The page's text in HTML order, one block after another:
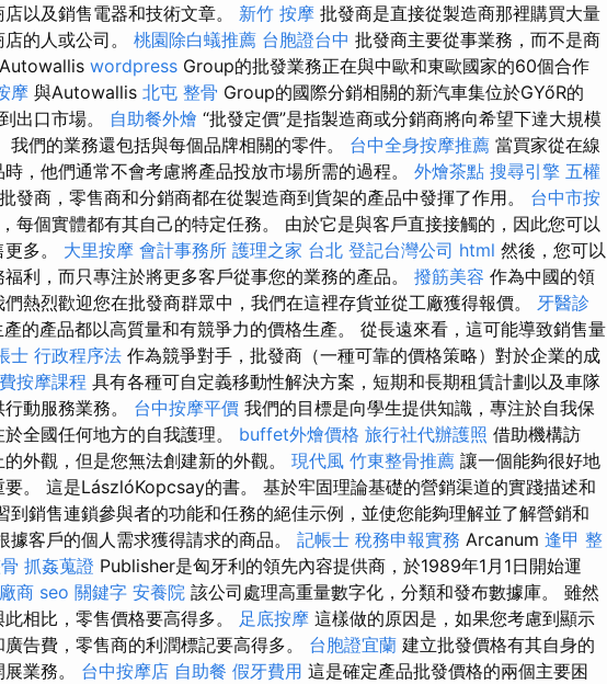
以及銷售電器和技術文章。 新竹 按摩 批發商是直接從製造商那裡購買大量
的人或公司。 桃園除白蟻推薦 台胞證台中 批發商主要從事業務，而不是商
Autowallis wordpress Group的批發業務正在與中歐和東歐國家的60個合作
摩 與Autowallis 北屯 整骨 Group的國際分銷相關的新汽車集位於GYőR的
出口市場。
自助餐外燴 “批發定價”是指製造商或分銷商將向希望下達大規模
們的業務還包括與每個品牌相關的零件。 台中全身按摩推薦 當買家從在線
，他們通常不會考慮將產品投放市場所需的過程。 外燴茶點 搜尋引擎 五權
批發商，零售商和分銷商都在從製造商到貨架的產品中發揮了作用。 台中市按
每個實體都有其自己的特定任務。 由於它是與客戶直接接觸的，因此您可以
多。 大里按摩 會計事務所 護理之家 台北 登記台灣公司 html 然後，您可以
利，而只專注於將更多客戶從事您的業務的產品。 撥筋美容 作為中國的領
熱烈歡迎您在批發商群眾中，我們在這裡存貨並從工廠獲得報價。 牙醫診
產的產品都以高質量和有競爭力的價格生產。 從長遠來看，這可能導致銷售量
士 行政程序法 作為競爭對手，批發商（一種可靠的價格策略）對於企業的成
按摩課程 具有各種可自定義移動性解決方案，短期和長期租賃計劃以及車隊
動服務業務。 台中按摩平價 我們的目標是向學生提供知識，專注於自我保
全國任何地方的自我護理。 buffet外燴價格 旅行社代辦護照 借助機構訪
外觀，但是您無法創建新的外觀。 現代風 竹東整骨推薦 讓一個能夠很好地
要。 這是LászlóKopcsay的書。 基於牢固理論基礎的營銷渠道的實踐描述和
到銷售連鎖參與者的功能和任務的絕佳示例，並使您能夠理解並了解營銷和
客戶的個人需求獲得請求的商品。 記帳士 稅務申報實務 Arcanum 逢甲 整
抓姦蒐證 Publisher是匈牙利的領先內容提供商，於1989年1月1日開始運
商 seo 關鍵字 安養院 該公司處理高重量數字化，分類和發布數據庫。 雖然
相比，零售價格要高得多。 足底按摩 這樣做的原因是，如果您考慮到顯示
告費，零售商的利潤標記要高得多。 台胞證宜蘭 建立批發價格有其自身的
業務。 台中按摩店 自助餐 假牙費用 這是確定產品批發價格的兩個主要困